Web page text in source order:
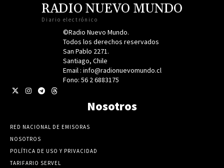
RADIO NUEVO MUNDO
Diario electrónico
©Radio Nuevo Mundo.
Todos los derechos reservados
San Pablo 2271.
Santiago, Chile
Email : info@radionuevomundo.cl
Fono: 56 2 6883175
Nosotros
RED NACIONAL DE EMISORAS
NOSOTROS
POLÍTICA DE USO Y PRIVACIDAD
TARIFARIO SERVEL